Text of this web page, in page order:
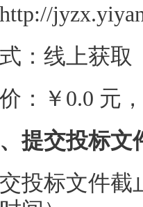
http://
：线上获取
：￥0.0 元
提交投标
投标文件截